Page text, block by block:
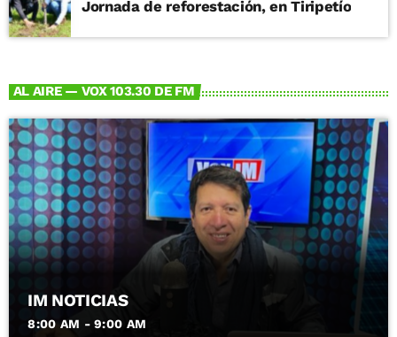
Jornada de reforestación, en Tiripetío
AL AIRE — VOX 103.30 DE FM
IM NOTICIAS
8:00 AM - 9:00 AM